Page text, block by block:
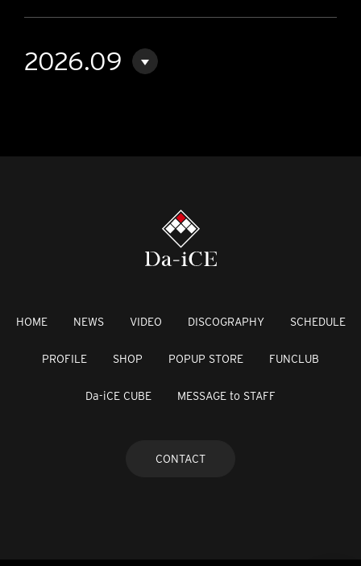
2026.09
HOME NEWS VIDEO DISCOGRAPHY SCHEDULE
PROFILE SHOP POPUP STORE FUNCLUB
Da-iCE CUBE MESSAGE to STAFF
CONTACT